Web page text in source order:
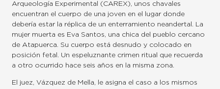
Arqueología Experimental (CAREX), unos chavales
encuentran el cuerpo de una joven en el lugar donde
debería estar la réplica de un enterramiento neandertal. La
mujer muerta es Eva Santos, una chica del pueblo cercano
de Atapuerca. Su cuerpo está desnudo y colocado en
posición fetal. Un espeluznante crimen ritual que recuerda
a otro ocurrido hace seis años en la misma zona.
El juez, Vázquez de Mella, le asigna el caso a los mismos